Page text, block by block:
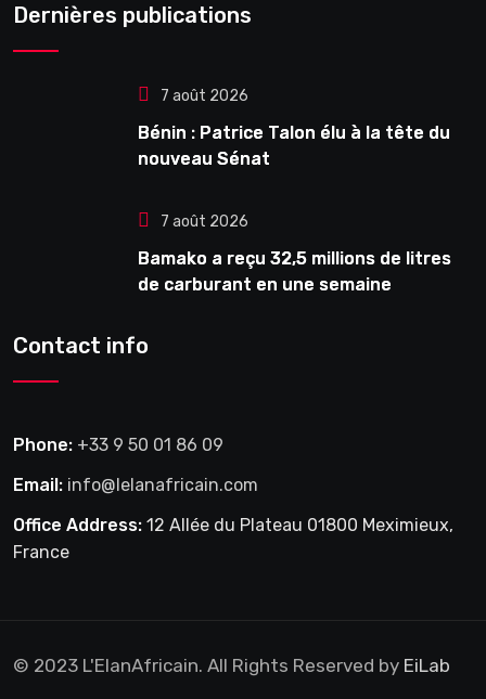
Dernières publications
7 août 2026
Bénin : Patrice Talon élu à la tête du
nouveau Sénat
7 août 2026
Bamako a reçu 32,5 millions de litres
de carburant en une semaine
Contact info
Phone: +33 9 50 01 86 09
Email: info@lelanafricain.com
Office Address: 12 Allée du Plateau 01800 Meximieux,
France
© 2023 L'ElanAfricain. All Rights Reserved by EiLab